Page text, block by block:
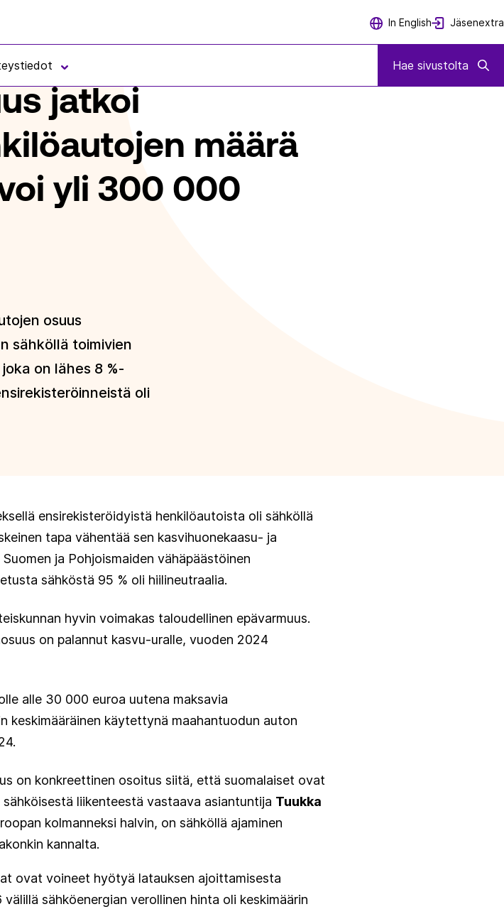
In English Jäsenextra
Hae sivustolta
jatkoi
määrä
yli 300 000
osuus
sähköllä toimivien
on lähes 8 %-
oli
ensirekisteröidyistä henkilöautoista oli sähköllä
tapa vähentää sen kasvihuonekaasu- ja
ja Pohjoismaiden vähäpäästöinen
sähköstä 95 % oli hiilineutraalia.
hyvin voimakas taloudellinen epävarmuus.
on palannut kasvu-uralle, vuoden 2024
alle 30 000 euroa uutena maksavia
keskimääräinen käytettynä maahantuodun auton
on konkreettinen osoitus siitä, että suomalaiset ovat
liikenteestä vastaava asiantuntija Tuukka
kolmanneksi halvin, on sähköllä ajaminen
kannalta.
ovat voineet hyötyä latauksen ajoittamisesta
sähköenergian verollinen hinta oli keskimäärin